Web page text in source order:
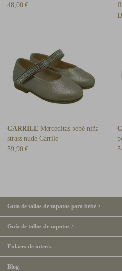
48,00 €
CARRILE Merceditas bebé niña
strass nude Carrile
59,90 €
Guía de tallas de zapatos para bebé >
Guía de tallas de zapatos >
Enlaces de interés
Blog